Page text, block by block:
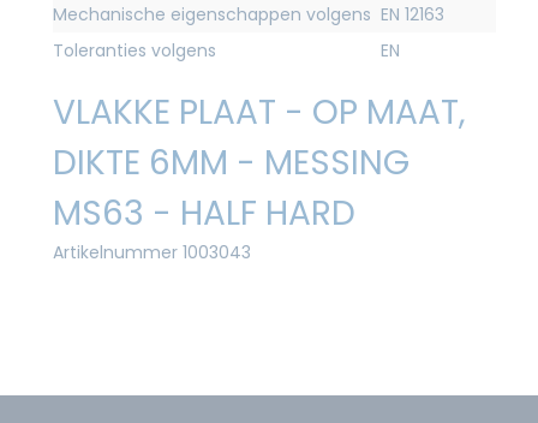
Mechanische eigenschappen volgens EN 12163
Toleranties volgens
EN
VLAKKE PLAAT - OP MAAT,
DIKTE 6MM - MESSING
MS63 - HALF HARD
Artikelnummer 1003043